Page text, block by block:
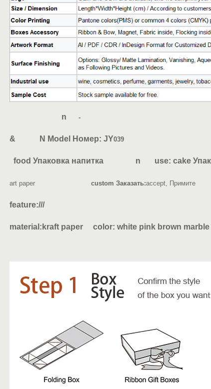
n-
& N Model Номер: JY039
food Упаковка напитка n use: cake
art paper custom Заказать:accept, Примите
feature:///
material: kraft paper color: white pink brown